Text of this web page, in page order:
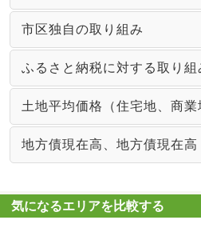
市区独自の取り組み
ふるさと納税に対する取り組
土地平均価格（住宅地、商業
地方債現在高、地方債現在高
気になるエリアを比較する